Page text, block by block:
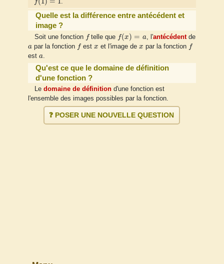
f .
Quelle est la différence entre antécédent et
image ?
Soit une fonction ftelle que f(x) = a
f(x = , l'antécédentde
a
a par la fonction fest x
x et l'image de x
x par la fonction f
est a
a.
Qu'est ce que le domaine de définition
d'une fonction ?
Le domaine de définitiond'une fonction est
l'ensemble des images possibles par la fonction.
❓ POSER UNE NOUVELLE QUESTION